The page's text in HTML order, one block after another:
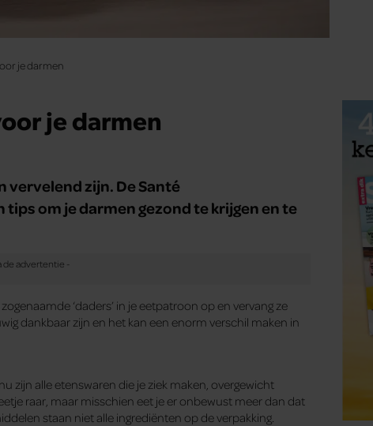
je darmen
je darmen
vervelend zijn. De Santé
om je darmen gezond te krijgen en te
‘daders’ in je eetpatroon op en vervang ze
dankbaar zijn en het kan een enorm verschil maken in
zijn alle etenswaren die je ziek maken, overgewicht
raar, maar misschien eet je er onbewust meer dan dat
staan niet alle ingrediënten op de verpakking.